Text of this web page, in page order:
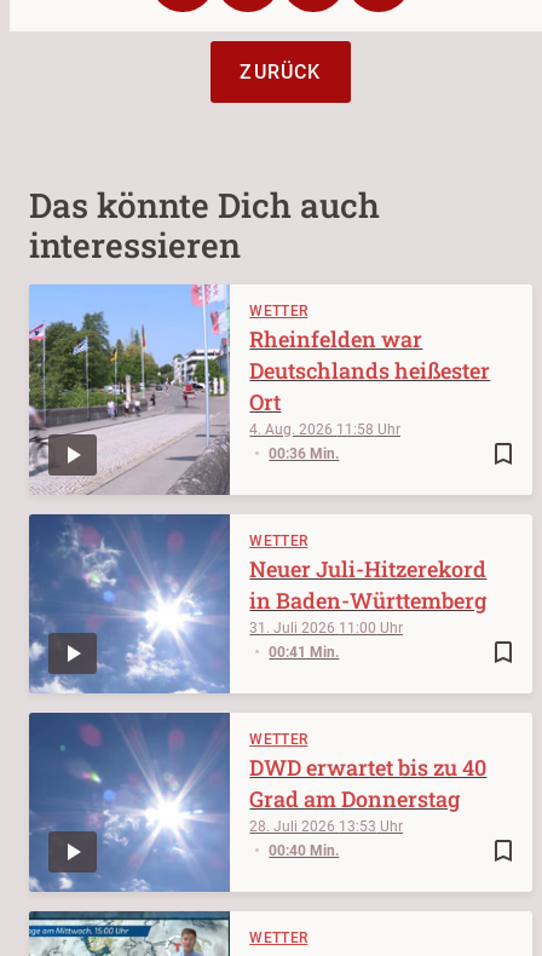
ZURÜCK
Das könnte Dich auch
interessieren
WETTER
bookmark_border
4. Aug. 2026 11:58
00:36 Min.
Rheinfelden war
Deutschlands heißester
Ort
WETTER
bookmark_border
31. Juli 2026 11:00
00:41 Min.
Neuer Juli-Hitzerekord
in Baden-Württemberg
WETTER
bookmark_border
28. Juli 2026 13:53
00:40 Min.
DWD erwartet bis zu 40
Grad am Donnerstag
WETTER